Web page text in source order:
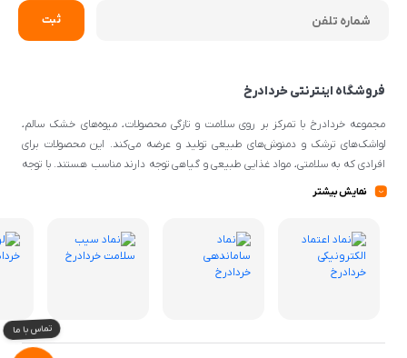
فروشگاه اینترنتی خردادرخ
مجموعه خردادرخ با تمرکز بر روی سلامت و تازگی محصولات، میوه‌های خشک سالم،
لواشک‌های ترشک و دمنوش‌های طبیعی تولید و عرضه می‌کند. این محصولات برای
افرادی که به سلامتی، مواد غذایی طبیعی و گیاهی توجه دارند مناسب هستند. با توجه
به اینکه از مواد اولیه طبیعی و کیفیتی برای تهیه محصولات استفاده می‌شود، می‌توانند
نمایش بیشتر